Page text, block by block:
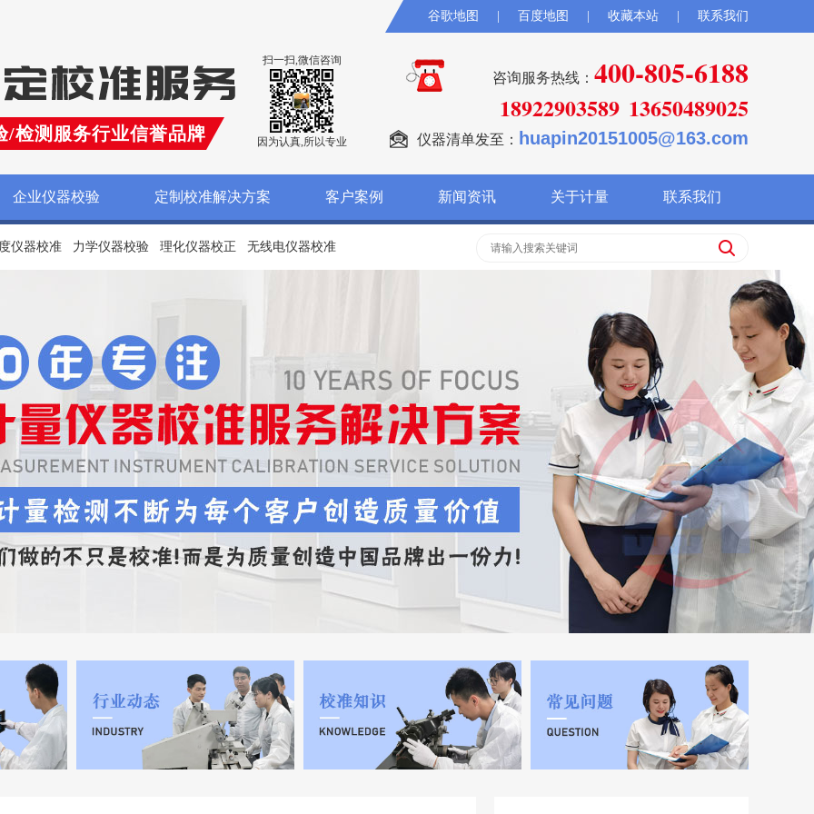
谷歌地图 百度地图 收藏本站 联系我们
/检测服务行业信誉品牌
扫一扫,微信咨询
因为认真,所以专业
咨询服务热线： 400-805-6188
18922903589 13650489025
仪器清单发至： huapin20151005@163.com
企业仪器校验 定制校准解决方案 客户案例 新闻资讯 关于计量 联系我们
仪器校准 力学仪器校验 理化仪器校正 无线电仪器校准